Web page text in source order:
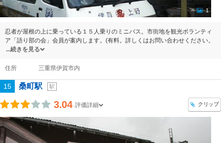
1
忍者が屋根の上に乗っている１５人乗りのミニバス。市街地を観光ボランティ
ア「語り部の会」会員が案内します。(有料。詳しくはお問い合わせください。
続きを見る
住所 三重県伊賀市内
15 桑町駅 駅
3.04 評価詳細 クリップ